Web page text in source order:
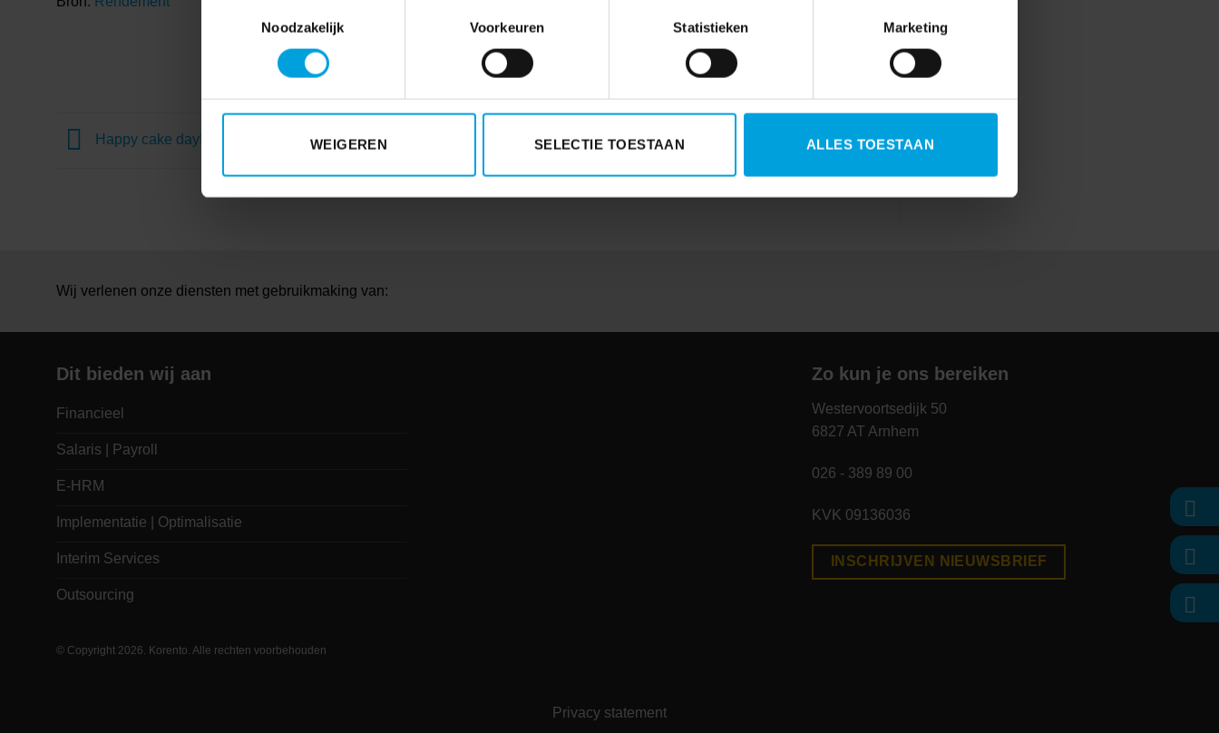
Noodzakelijk
Voorkeuren Statistieken Marketing
WEIGEREN SELECTIE TOESTAAN ALLES TOESTAAN
Happy cake day! Per direct paal en perk aan opties sectorindeling WW
Wij verlenen onze diensten met gebruikmaking van:
Dit bieden wij aan
Financieel
Salaris | Payroll
E-HRM
Implementatie | Optimalisatie
Interim Services
Outsourcing
Zo kun je ons bereiken
Westervoortsedijk 50
6827 AT Arnhem
026 - 389 89 00
KVK 09136036
INSCHRIJVEN NIEUWSBRIEF
© Copyright 2026. Korento. Alle rechten voorbehouden
Privacy statement